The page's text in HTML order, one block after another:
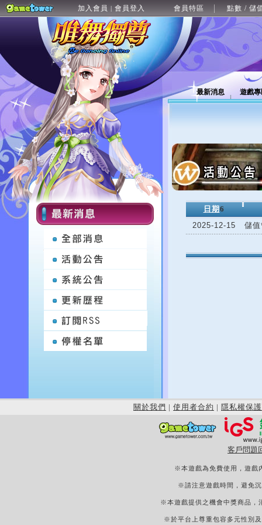
加入會員 | 會員登入 會員特區 點數 / 儲
最新消息 遊戲
日期 6
2025-12-15
儲
關於我們 | 使用者合約 | 隱私權保護
客戶問題
※本遊戲為免費使用，遊戲
※請注意遊戲時間，避免
※本遊戲提供之機會中獎商品，
※於平台上尊重包容多元性別